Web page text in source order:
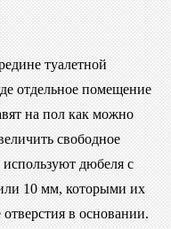
туалетной
отдельное помещение
на пол как можно
свободное
используют дюбеля с
10 мм, которыми их
в основании.